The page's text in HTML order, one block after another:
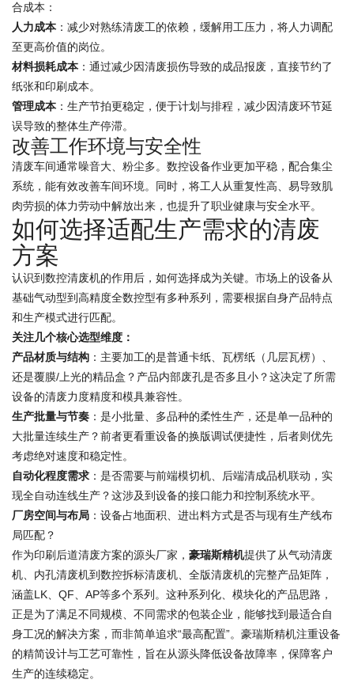
合成本：
人力成本 ：减少对熟练清废工的依赖，缓解用工压力，将人力调配
至更高价值的岗位。
材料损耗成本 ：通过减少因清废损伤导致的成品报废，直接节约了
纸张和印刷成本。
管理成本 ：生产节拍更稳定，便于计划与排程，减少因清废环节延
误导致的整体生产停滞。
改善工作环境与安全性
清废车间通常噪音大、粉尘多。数控设备作业更加平稳，配合集尘
系统，能有效改善车间环境。同时，将工人从重复性高、易导致肌
肉劳损的体力劳动中解放出来，也提升了职业健康与安全水平。
如何选择适配生产需求的清废
方案
认识到数控清废机的作用后，如何选择成为关键。市场上的设备从
基础气动型到高精度全数控型有多种系列，需要根据自身产品特点
和生产模式进行匹配。
关注几个核心选型维度：
产品材质与结构 ：主要加工的是普通卡纸、瓦楞纸（几层瓦楞）、
还是覆膜/上光的精品盒？产品内部废孔是否多且小？这决定了所需
设备的清废力度精度和模具兼容性。
生产批量与节奏 ：是小批量、多品种的柔性生产，还是单一品种的
大批量连续生产？前者更看重设备的换版调试便捷性，后者则优先
考虑绝对速度和稳定性。
自动化程度需求 ：是否需要与前端模切机、后端清成品机联动，实
现全自动连线生产？这涉及到设备的接口能力和控制系统水平。
厂房空间与布局 ：设备占地面积、进出料方式是否与现有生产线布
局匹配？
作为印刷后道清废方案的源头厂家， 豪瑞斯精机提供了从气动清废
机、内孔清废机到数控拆标清废机、全版清废机的完整产品矩阵，
涵盖LK、QF、AP等多个系列。这种系列化、模块化的产品思路，
正是为了满足不同规模、不同需求的包装企业，能够找到最适合自
身工况的解决方案，而非简单追求“最高配置”。豪瑞斯精机注重设备
的精简设计与工艺可靠性，旨在从源头降低设备故障率，保障客户
生产的连续稳定。